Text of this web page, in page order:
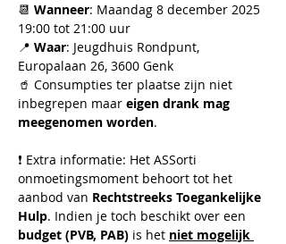
📆 Wanneer: Maandag 8 december 2025
19:00 tot 21:00 uur
📍 Waar: Jeugdhuis Rondpunt,
Europalaan 26, 3600 Genk
🥤 Consumpties ter plaatse zijn niet
inbegrepen maar eigen drank mag
meegenomen worden.
❗ Extra informatie: Het ASSorti
onmoetingsmoment behoort tot het
aanbod van Rechtstreeks Toegankelijke
Hulp. Indien je toch beschikt over een
budget (PVB, PAB) is het niet mogelijk